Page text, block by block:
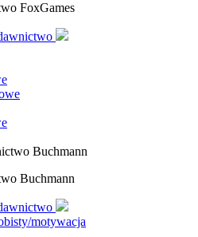
FoxGames
Buchmann
motywacja